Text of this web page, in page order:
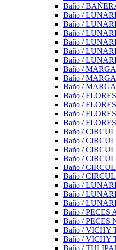
Baño /
Baño /
Baño /
Baño /
Baño /
Baño /
Baño /
Baño /
Baño /
Baño /
Baño /
Baño /
Baño /
Baño /
Baño /
Baño /
Baño /
Baño /
Baño /
Baño /
Baño /
Baño /
Baño /
Baño / PECES
Baño / PECES
Baño / VICHY
Baño / VICHY
Baño /